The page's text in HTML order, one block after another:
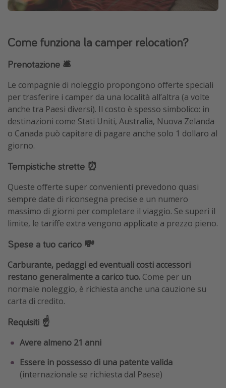
Come funziona la camper relocation?
Prenotazione 🛎️
Le compagnie di noleggio propongono offerte speciali
per trasferire i camper da una località all’altra (a volte
anche tra Paesi diversi). Il costo è spesso simbolico: in
destinazioni come Stati Uniti, Australia, Nuova Zelanda
o Canada può capitare di pagare anche solo 1 dollaro al
giorno.
Tempistiche strette ⏰
Queste offerte super convenienti prevedono quasi
sempre date di riconsegna precise e un numero
massimo di giorni per completare il viaggio. Se superi il
limite, le tariffe extra vengono applicate a prezzo pieno.
Spese a tuo carico 💸
Carburante, pedaggi ed eventuali costi accessori
restano generalmente a carico tuo. Come per un
normale noleggio, è richiesta anche una cauzione su
carta di credito.
Requisiti ☝️
Avere almeno 21 anni
Essere in possesso di una patente valida
(internazionale se richiesta dal Paese)